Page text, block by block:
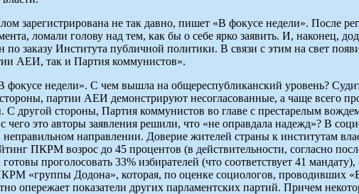
зарегистрирована не так давно, пишет «В фокусе недели». После
ломали голову над тем, как бы о себе ярко заявить. И, наконец,
заказу Института публичной политики. В связи с этим на свет
АЕИ, так и Партия коммунистов».
недели». С чем вышла на общереспубликанский уровень?
партии АЕИ демонстрируют несогласованные, а чаще всего
другой стороны, Партия коммунистов во главе с престарелым
это авторы заявления решили, что «не оправдала надежд»? В
направлении. Доверие жителей страны к институтам
ПКРМ возрос до 45 процентов (в действительности, согласно
проголосовать 33% избирателей (что соответствует 41
«группы Додона», которая, по оценке социологов, проводивших
опережает показатели других парламентских партий. Причем